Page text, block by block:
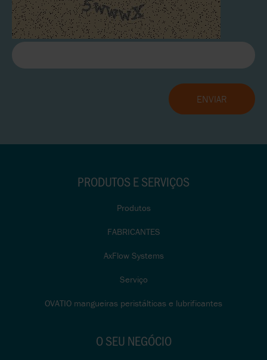
PRODUTOS E SERVIÇOS
Produtos
FABRICANTES
AxFlow Systems
Serviço
OVATIO mangueiras peristálticas e lubrificantes
O SEU NEGÓCIO